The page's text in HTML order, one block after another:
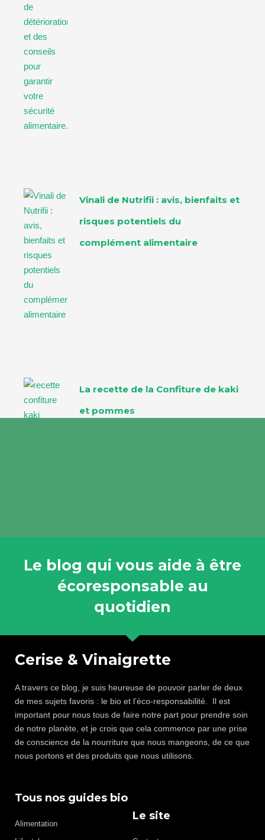
Vinali de Nutrifii : avis, bienfaits et
risques potentiels du
complément alimentaire
La recette de la Confiture de kaki
et pommes
Le blog qui vous aide à être
écoresponsable au
quotidien
Cerise & Vinaigrette
A travers ce blog, je suis heureuse de pouvoir parler de deux
de mes sujets favoris : le bio et l’éco-responsabilité. Il est
important pour nous tous de faire notre part pour prendre soin
de notre planète, et je crois que cela commence par une prise
de conscience de la nourriture que nous mangeons, de ce que
nous portons et des produits que nous utilisons.
Tous nos guides bio
Alimentation
Le site